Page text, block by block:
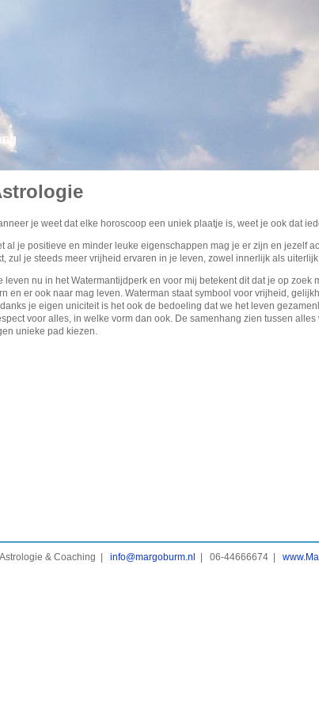
je weet dat elke horoscoop een uniek plaatje is, weet je ook dat
al je positieve en minder leuke eigenschappen mag je er zijn en jezelf
zul je steeds meer vrijheid ervaren in je leven, zowel innerlijk als
leven nu in het Watermantijdperk en voor mij betekent dit dat je op zoek
en er ook naar mag leven. Waterman staat symbool voor vrijheid,
je eigen uniciteit is het ook de bedoeling dat we het leven
voor alles, in welke vorm dan ook. De samenhang zien tussen
unieke pad kiezen.
& Coaching | info@margoburm.nl | 06-44666674 |